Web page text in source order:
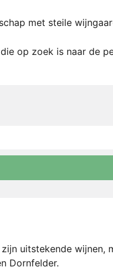
met steile
op zoek is naar de
uitstekende wijnen,
Dornfelder.